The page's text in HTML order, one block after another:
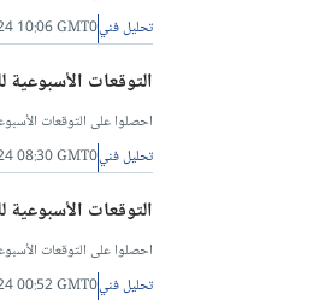
تحليل فني10:06 GMT0
التوقعات الأسبوعية
احصلوا على التوقعات
تحليل فني08:30 GMT0
التوقعات الأسبوعية
احصلوا على التوقعات
تحليل فني00:52 GMT0